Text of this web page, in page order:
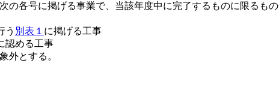
各号に掲げる事業で、当該年度中に完了するものに限るもの
う 別表１ に掲げる工事
認める工事
外とする。